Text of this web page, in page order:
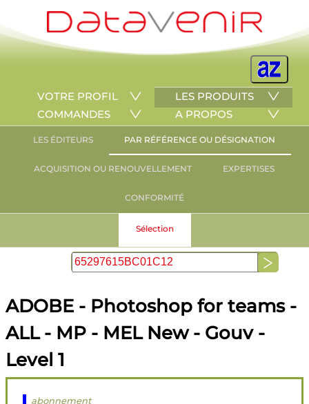
VOTRE PROFIL
LES PRODUITS
COMMANDES
A PROPOS
LES ÉDITEURS PAR RÉFÉRENCE OU DÉSIGNATION
ACQUISITION OU RENOUVELLEMENT EXPERTISES
CONFORMITÉ
Sélection
ADOBE - Photoshop for teams -
ALL - MP - MEL New - Gouv -
Level 1
abonnement